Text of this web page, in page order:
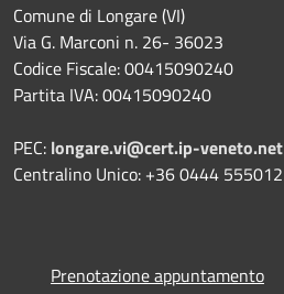
Comune di Longare (VI)
Via G. Marconi n. 26- 36023
Codice Fiscale: 00415090240
Partita IVA: 00415090240
PEC: longare.vi@cert.ip-veneto.net
Centralino Unico: +36 0444 555012
Prenotazione appuntamento